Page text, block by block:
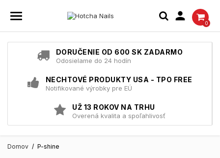

0
DORUČENIE OD 600 SK ZADARMO
Odosielame do 24 hodín
NECHTOVÉ PRODUKTY USA - TPO FREE
Notifikované výrobky pre EÚ
UŽ 13 ROKOV NA TRHU
Overená kvalita a spoľahlivosť
Domov P-shine